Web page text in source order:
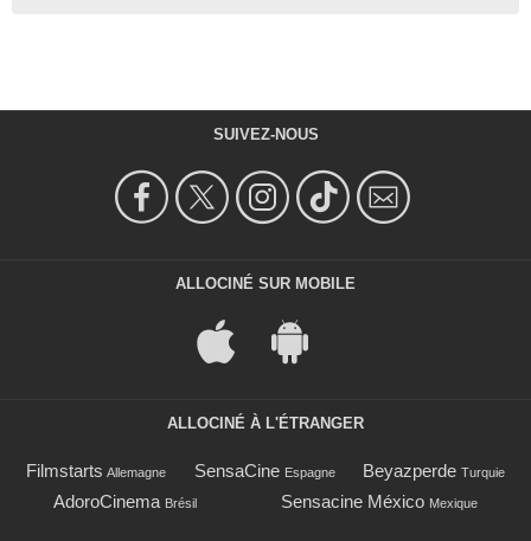
SUIVEZ-NOUS
ALLOCINÉ SUR MOBILE
ALLOCINÉ À L'ÉTRANGER
Filmstarts Allemagne SensaCine Espagne Beyazperde Turquie
AdoroCinema Brésil Sensacine México Mexique